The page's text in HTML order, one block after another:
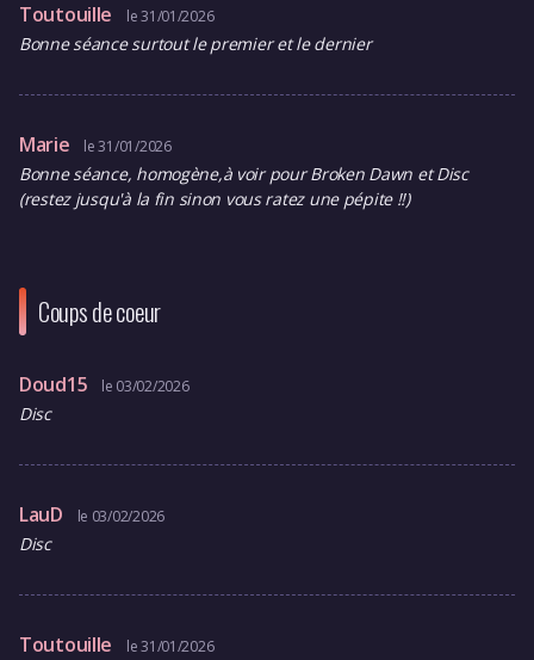
Toutouille le 31/01/2026
Bonne séance surtout le premier et le dernier
Marie le 31/01/2026
Bonne séance, homogène,à voir pour Broken Dawn et Disc
(restez jusqu'à la fin sinon vous ratez une pépite !!)
Coups de coeur
Doud15 le 03/02/2026
Disc
LauD le 03/02/2026
Disc
Toutouille le 31/01/2026